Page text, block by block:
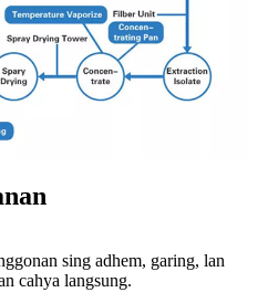
sing adhem, garing, lan
cahya langsung.